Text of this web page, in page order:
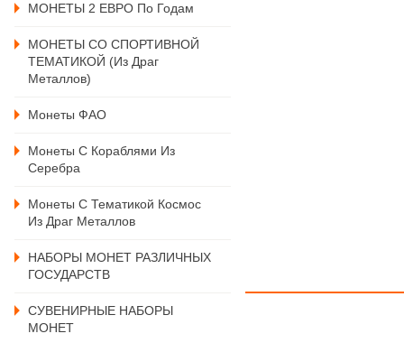
МОНЕТЫ 2 ЕВРО По Годам
МОНЕТЫ СО СПОРТИВНОЙ
ТЕМАТИКОЙ (из Драг
Металлов)
Монеты ФАО
Монеты С Кораблями Из
Серебра
Монеты С Тематикой Космос
Из Драг Металлов
НАБОРЫ МОНЕТ РАЗЛИЧНЫХ
ГОСУДАРСТВ
СУВЕНИРНЫЕ НАБОРЫ
МОНЕТ